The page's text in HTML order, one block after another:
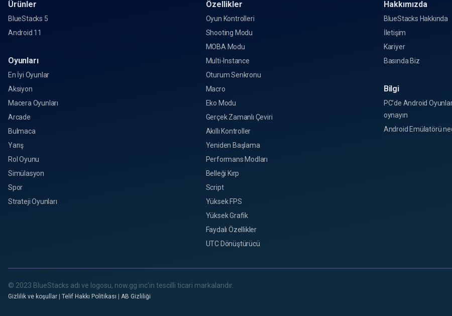
Ürünler
BlueStacks 5
Android 11
Oyunları
En İyi Oyunlar
Aksiyon
Macera Oyunları
Arcade
Bulmaca
Yarış
Rol Oyunu
Simülasyon
Spor
Strateji Oyunları
Özellikler
Oyun Kontrolleri
Shooting Modu
MOBA Modu
Multi-Instance
Oturum Senkronu
Macro
Eko Modu
Gerçek Zamanlı Çeviri
Akıllı Kontroller
Yeniden Başlama
Performans Modları
Belleği Kırp
Script
Yüksek FPS
Yüksek Grafik
Faydalı Özellikler
UTC Dönüştürücü
Hakkımızda
BlueStacks Hakkında
İletişim
Kariyer
Basında Biz
Bilgi
PC’de Android
oynayın
Android Emülatörü
© 2023 BlueStacks adı ve logosu, now.gg inc'in tescilli ticari markalarıdır.
Gizlilik ve koşullar Telif Hakkı Politikası AB Gizliliği